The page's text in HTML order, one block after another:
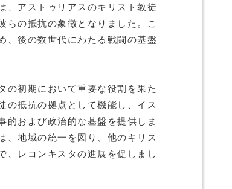
、アストゥリアスのキリスト教徒
らの抵抗の象徴となりました。こ
、後の数世代にわたる戦闘の基盤
の初期において重要な役割を果た
の抵抗の拠点として機能し、イス
的および政治的な基盤を提供しま
、地域の統一を図り、他のキリス
、レコンキスタの進展を促しまし